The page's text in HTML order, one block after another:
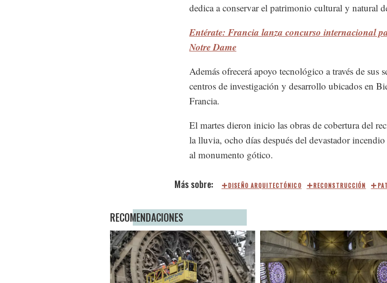
dedica a conservar el patrimonio cultural y natural
Entérate: Francia lanza concurso internacional
Notre Dame
Además ofrecerá apoyo tecnológico a través de sus
centros de investigación y desarrollo ubicados en
Francia.
El martes dieron inicio las obras de cobertura del
la lluvia, ocho días después del devastador
al monumento gótico.
DISEÑO ARQUITECTÓNICO RECONSTRUCCIÓN
RECOMENDACIONES